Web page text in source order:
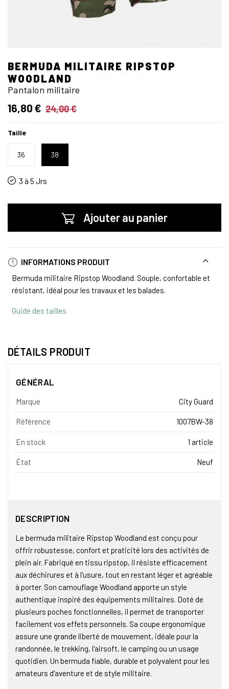
BERMUDA MILITAIRE RIPSTOP
WOODLAND
Pantalon militaire
16,80 € 24,00 €
Taille
36 38
3 à 5 Jrs
Ajouter au panier
INFORMATIONS PRODUIT
Bermuda militaire Ripstop Woodland. Souple, confortable et
résistant, idéal pour les travaux et les balades.
Guide des tailles
DÉTAILS PRODUIT
GÉNÉRAL
Marque City Guard
Référence 1007BW-38
En stock 1 article
État Neuf
DESCRIPTION
Le bermuda militaire Ripstop Woodland est conçu pour
offrir robustesse, confort et praticité lors des activités de
plein air. Fabriqué en tissu ripstop, il résiste efficacement
aux déchirures et à l'usure, tout en restant léger et agréable
à porter. Son camouflage Woodland apporte un style
authentique inspiré des équipements militaires. Doté de
plusieurs poches fonctionnelles, il permet de transporter
facilement vos effets personnels. Sa coupe ergonomique
assure une grande liberté de mouvement, idéale pour la
randonnée, le trekking, l'airsoft, le camping ou un usage
quotidien. Un bermuda fiable, durable et polyvalent pour les
amateurs d'aventure et de style militaire.